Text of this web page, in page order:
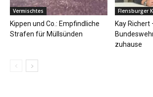
Vermischtes
Kippen und Co.: Empfindliche
Strafen für Müllsünden
Flensburger
Kay Richert
zuhause